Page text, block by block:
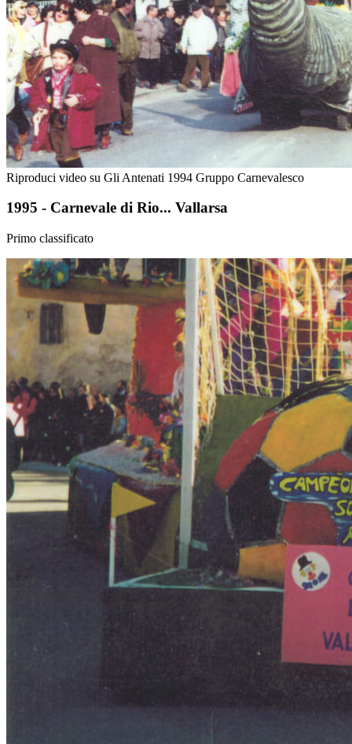
Riproduci video su Gli Antenati 1994 Gruppo Carnevalesco
1995 - Carnevale di Rio... Vallarsa
Primo classificato